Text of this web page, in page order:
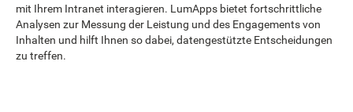
mit Ihrem Intranet interagieren. LumApps bietet fortschrittliche
Analysen zur Messung der Leistung und des Engagements von
Inhalten und hilft Ihnen so dabei, datengestützte Entscheidungen
zu treffen.